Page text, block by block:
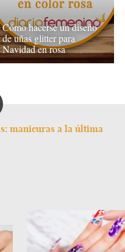
Cómo hacerse un diseño
de uñas glitter para
Navidad en rosa
manicuras a la última